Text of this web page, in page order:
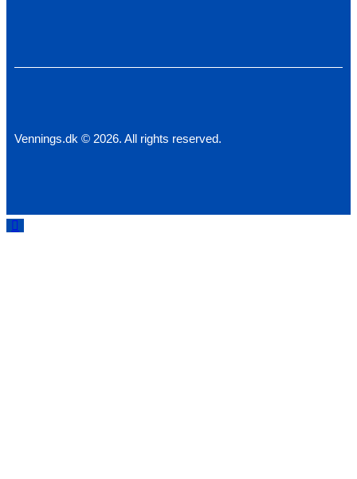
Vennings.dk © 2026. All rights reserved.